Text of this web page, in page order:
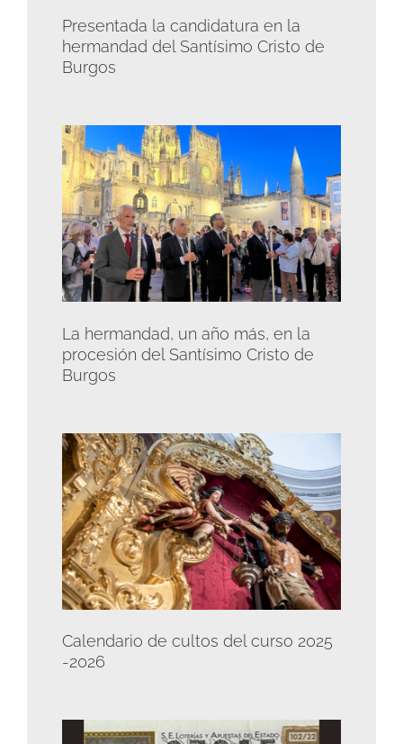
Presentada la candidatura en la
hermandad del Santísimo Cristo de
Burgos
La hermandad, un año más, en la
procesión del Santísimo Cristo de
Burgos
Calendario de cultos del curso 2025
-2026